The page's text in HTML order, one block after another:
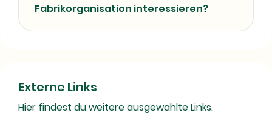
Fabrikorganisation interessieren?
Externe Links
Hier findest du weitere ausgewählte Links.